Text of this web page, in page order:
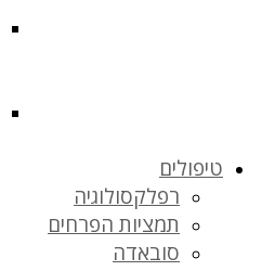
טיפולים
רפלקסולוגיה
תמציות הפרחים
סובאדה